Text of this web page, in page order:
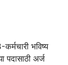
भविष्य
पदासाठी अर्ज